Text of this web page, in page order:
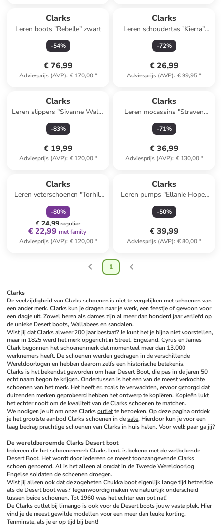
Clarks
Leren boots "Rebelle" zwart
-54%
€ 76,99
Adviesprijs (AVP): € 170,00*
Clarks
Leren schoudertas "Kierra"
rood - (B)23 x (H)17 x (D)8 cm
-72%
€ 26,99
Adviesprijs (AVP): € 99,95*
Clarks
Leren slippers "Sivanne Walk"
zilverkleurig
-83%
€ 19,99
Adviesprijs (AVP): € 120,00*
Clarks
Leren mocassins "Straven
Edge" beige
-71%
€ 36,99
Adviesprijs (AVP): € 130,00*
Clarks
Leren veterschoenen "Torhill
Bee" beige
-80%
€ 24,99regulier
€ 22,99 met family
Adviesprijs (AVP): € 120,00*
Clarks
Leren pumps "Ellanie Hope"
beige
-50%
€ 39,99
Adviesprijs (AVP): € 80,00*
1
Clarks
De veelzijdigheid van Clarks schoenen is niet te vergelijken met schoenen van
een ander merk. Clarks kun je dragen naar je werk, een feestje of gewoon voor
een dagje uit. Zowel heren als dames zijn al meer dan honderd jaar verliefd op
de unieke Desert boots, Wallabees en sandalen.
Wist jij dat Clarks alweer 200 jaar bestaat? Je kunt het je bijna niet voorstellen,
maar in 1825 werd het merk opgericht in Street, Engeland. Cyrus en James
Clark begonnen het schoenenmerk dat momenteel meer dan 13.000
werknemers heeft. De schoenen werden gedragen in de verschillende
Wereldoorlogen en hebben daarom zelfs een historische betekenis.
Clarks is het bekendst geworden om haar Desert Boot, die pas in de jaren 50
echt naam begon te krijgen. Ondertussen is het een van de meest verkochte
schoenen van het merk. Het heeft er, zoals te verwachten, ervoor gezorgd dat
duizenden merken geprobeerd hebben het ontwerp te kopiëren. Kopieën lukt
het echter nooit om de kwaliteit van de Clarks schoenen te matchen.
We nodigen je uit om onze Clarks outlet te bezoeken. Op deze pagina ontdek
je het grootste aanbod Clarks schoenen in de sale. Hierdoor kun je voor een
laag bedrag prachtige schoenen van Clarks in huis halen. Voor welk paar ga jij?
De wereldberoemde Clarks Desert boot
Iedereen die het schoenenmerk Clarks kent, is bekend met de welbekende
Desert Boot. Het wordt door iedereen de meest toonaangevende Clarks
schoen genoemd. Al is het alleen al omdat in de Tweede Wereldoorlog
Engelse soldaten de schoenen droegen.
Wist jij alleen ook dat de zogeheten Chukka boot eigenlijk lange tijd hetzelfde
als de Desert boot was? Tegenwoordig maken we natuurlijk onderscheid
tussen beide schoenen. Tot 1960 was het echter een pot nat!
De Clarks outlet bij limango is ook voor de Desert boots jouw vaste plek. Hier
vind je de meest gewilde modellen voor een meer dan leuke korting.
Tenminste, als je er op tijd bij bent!